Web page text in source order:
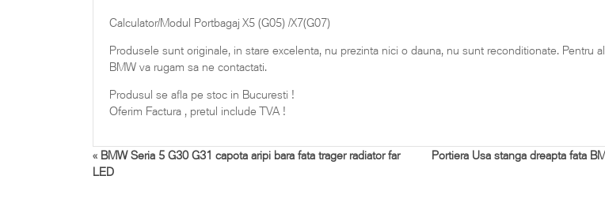
Calculator/Modul Portbagaj X5 (G05) /X7(G07)
Produsele sunt originale, in stare excelenta, nu prezinta nici o dauna, nu sunt reconditionate. Pentru
BMW va rugam sa ne contactati.
Produsul se afla pe stoc in Bucuresti !
Oferim Factura , pretul include TVA !
« BMW Seria 5 G30 G31 capota aripi bara fata trager radiator far
LED
Portiera Usa stanga dreapta fata